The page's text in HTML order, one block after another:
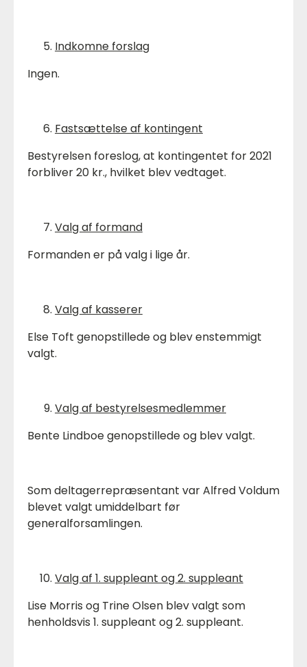
Indkomne forslag
Ingen.
Fastsættelse af kontingent
Bestyrelsen foreslog, at kontingentet for 2021
forbliver 20 kr., hvilket blev vedtaget.
Valg af formand
Formanden er på valg i lige år.
Valg af kasserer
Else Toft genopstillede og blev enstemmigt
valgt.
Valg af bestyrelsesmedlemmer
Bente Lindboe genopstillede og blev valgt.
Som deltagerrepræsentant var Alfred Voldum
blevet valgt umiddelbart før
generalforsamlingen.
Valg af 1. suppleant og 2. suppleant
Lise Morris og Trine Olsen blev valgt som
henholdsvis 1. suppleant og 2. suppleant.